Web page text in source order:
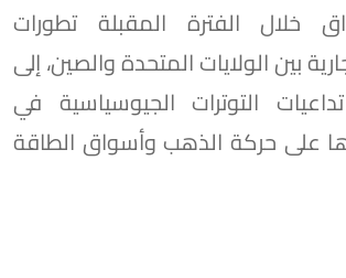
خلال الفترة المقبلة تطورات
بين الولايات المتحدة والصين، إلى
التوترات الجيوسياسية في
على حركة الذهب وأسواق الطاقة